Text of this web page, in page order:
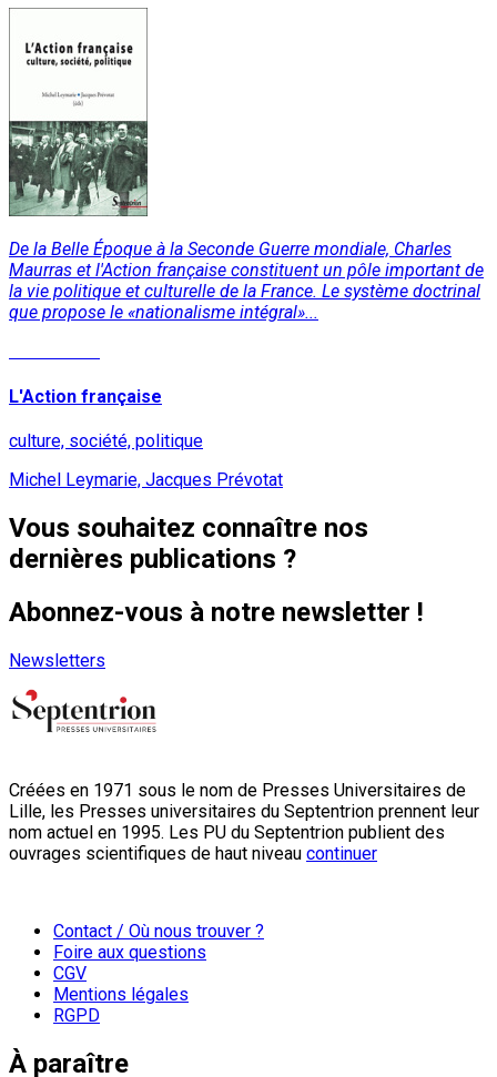
De la Belle Époque à la Seconde Guerre mondiale, Charles
Maurras et l'Action française constituent un pôle important de
la vie politique et culturelle de la France. Le système doctrinal
que propose le «nationalisme intégral»...
L'Action française
culture, société, politique
Michel Leymarie, Jacques Prévotat
Vous souhaitez connaître nos
dernières publications ?
Abonnez-vous à notre newsletter !
Newsletters
Créées en 1971 sous le nom de Presses Universitaires de
Lille, les Presses universitaires du Septentrion prennent leur
nom actuel en 1995. Les PU du Septentrion publient des
ouvrages scientifiques de haut niveau continuer
Contact / Où nous trouver ?
Foire aux questions
CGV
Mentions légales
RGPD
À paraître